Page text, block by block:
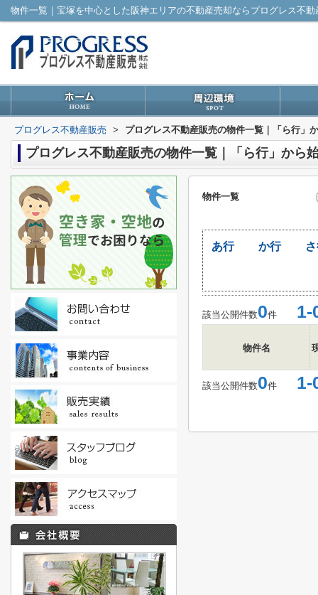
プログレス不動産販売 > プログレス不動産販売の物件一覧｜「ら行」
プログレス不動産販売の物件一覧｜「ら行」から
物件一覧
あ行 か行
該当公開件数0件 1-
物件名
該当公開件数0件 1-